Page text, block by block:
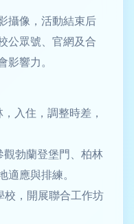
攝像，活動結束后
公眾號、官網及合
響力。
入住，調整時差，
觀勃蘭登堡門、柏林
應與排練。
校，開展聯合工作坊